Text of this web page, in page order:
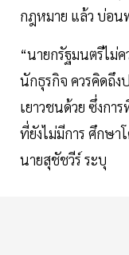
กฎหมาย แล้ว บ่อ
“นายกรัฐมนตรีไม่
นักธุรกิจ ควรคิดถึ
เยาวชนด้วย ซึ่งก
ที่ยังไม่มีการ ศึกษา
นายสุชัชวีร์ ระบุ